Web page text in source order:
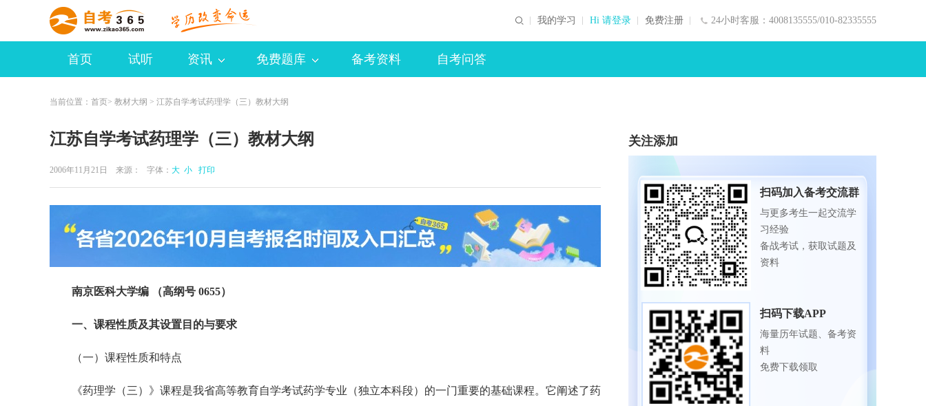
24小时客服：4008135555/010-82335555
我的学习 Hi 请登录 免费注册
首页 试听 资讯 免费题库 备考资料 自考问答
当前位置： 首页> 教材大纲 > 江苏自学考试药理学（三）教材大纲
江苏自学考试药理学（三）教材大纲
2006年11月21日 来源： 字体： 大 小 打印
南京医科大学编 （高纲号 0655）
一、课程性质及其设置目的与要求
（一）课程性质和特点
《药理学（三）》课程是我省高等教育自学考试药学专业（独立本科段）的一门重要的基础课程。它阐述了药
关注添加
扫码加入备考交流群
与更多考生一起交流学
习经验
备战考试，获取试题及
资料
扫码下载APP
海量历年试题、备考资
料
免费下载领取